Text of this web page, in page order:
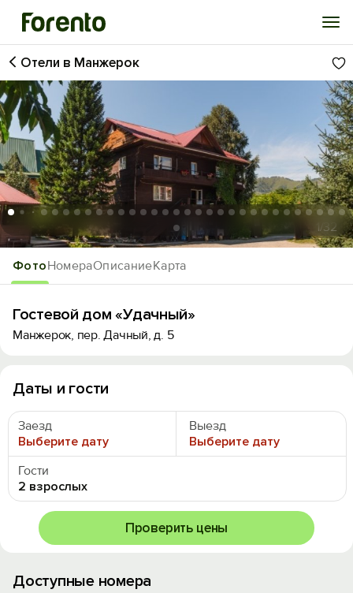
Войти
Избранное
История просмотра
Добавить свой объект
ФотоНомераОписаниеКарта
Отели в Манжерок
1/32
Гостевой дом «Удачный»
Манжерок, пер. Дачный, д. 5
Даты и гости
Заезд
Выберите дату
Выезд
Выберите дату
Гости
2 взрослых
Проверить цены
Доступные номера